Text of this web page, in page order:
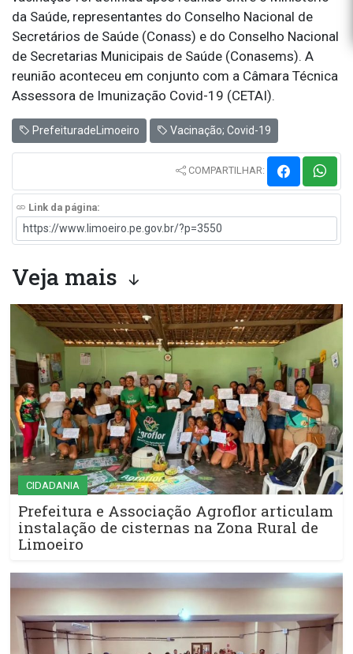
da Saúde, representantes do Conselho Nacional de
Secretários de Saúde (Conass) e do Conselho Nacional
de Secretarias Municipais de Saúde (Conasems). A
reunião aconteceu em conjunto com a Câmara Técnica
Assessora de Imunização Covid-19 (CETAI).
PrefeituradeLimoeiro Vacinação; Covid-19
COMPARTILHAR:
Link da página:
Veja mais
CIDADANIA
Prefeitura e Associação Agroflor articulam
instalação de cisternas na Zona Rural de
Limoeiro